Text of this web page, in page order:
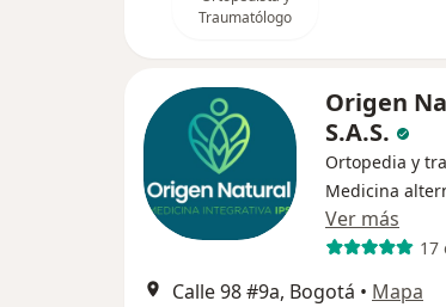
Traumatólogo
Origen
S.A.S.
Ortopedia y
Medicina
Ver más
17
Calle 98 #9a, Bogotá • Mapa